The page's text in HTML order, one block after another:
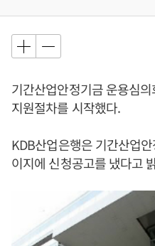
기간산업안정기금 운용심
지원절차를 시작했다.
KDB산업은행은 기간산업
이지에 신청공고를 냈다고